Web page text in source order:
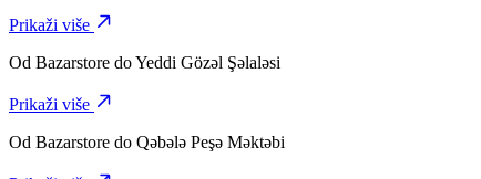
Prikaži više
Od Bazarstore doYeddi Gözəl Şəlaləsi
Prikaži više
Od Bazarstore do Qəbələ Peşə Məktəbi